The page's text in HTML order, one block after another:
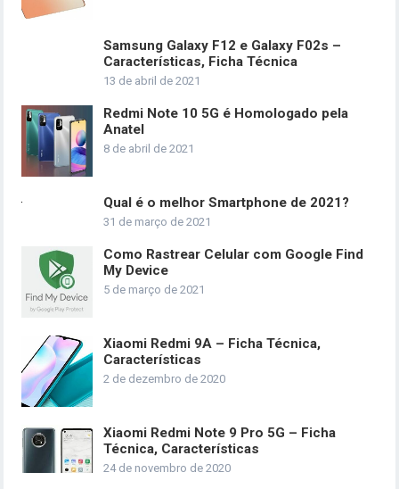
Samsung Galaxy F12 e Galaxy F02s –
Características, Ficha Técnica
13 de abril de 2021
Redmi Note 10 5G é Homologado pela
Anatel
8 de abril de 2021
Qual é o melhor Smartphone de 2021?
31 de março de 2021
Como Rastrear Celular com Google Find
My Device
5 de março de 2021
Xiaomi Redmi 9A – Ficha Técnica,
Características
2 de dezembro de 2020
Xiaomi Redmi Note 9 Pro 5G – Ficha
Técnica, Características
24 de novembro de 2020